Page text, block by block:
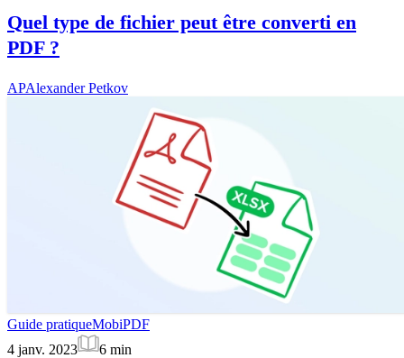
Quel type de fichier peut être converti en
PDF ?
APAlexander Petkov
Guide pratiqueMobiPDF
4 janv. 2023
6 min